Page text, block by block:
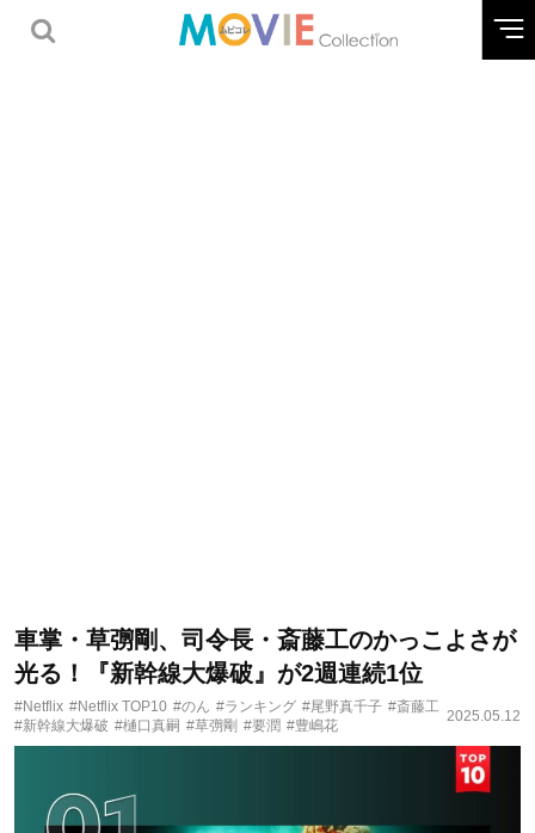
車掌・草彅剛、司令長・斎藤工のかっこよさが
光る！『新幹線大爆破』が2週連続1位
#Netflix #Netflix TOP10 #のん #ランキング #尾野真千子 #斎藤工
#新幹線大爆破 #樋口真嗣 #草彅剛 #要潤 #豊嶋花
2025.05.12